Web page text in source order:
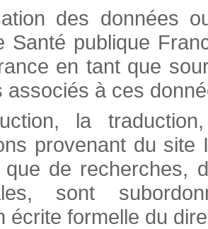
des données
Santé publique
en tant que
associés à ces
la
provenant du
de recherches,
sont
écrite formelle du